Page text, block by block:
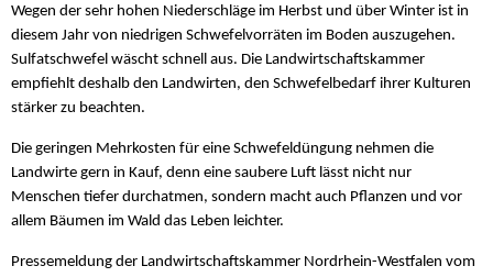
Wegen der sehr hohen Niederschläge im Herbst und über Winter ist in
diesem Jahr von niedrigen Schwefelvorräten im Boden auszugehen.
Sulfatschwefel wäscht schnell aus. Die Landwirtschaftskammer
empfiehlt deshalb den Landwirten, den Schwefelbedarf ihrer Kulturen
stärker zu beachten.
Die geringen Mehrkosten für eine Schwefeldüngung nehmen die
Landwirte gern in Kauf, denn eine saubere Luft lässt nicht nur
Menschen tiefer durchatmen, sondern macht auch Pflanzen und vor
allem Bäumen im Wald das Leben leichter.
Pressemeldung der Landwirtschaftskammer Nordrhein-Westfalen vom